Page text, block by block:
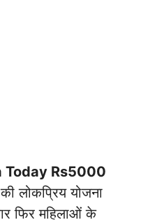
Today Rs5000
लोकप्रिय योजना
फिर महिलाओं के